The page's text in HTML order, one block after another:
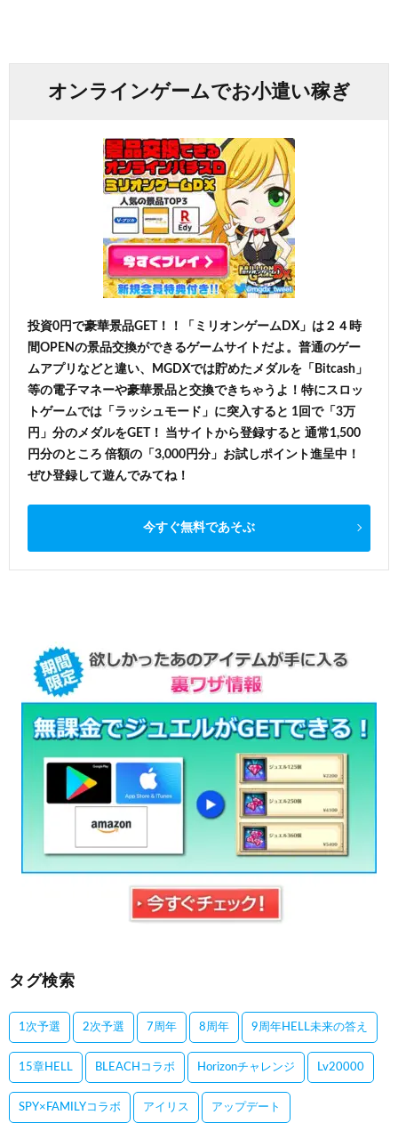
オンラインゲームでお小遣い稼ぎ
投資0円で豪華景品GET！！「ミリオンゲームDX」は２４時
間OPENの景品交換ができるゲームサイトだよ。普通のゲー
ムアプリなどと違い、MGDXでは貯めたメダルを「Bitcash」
等の電子マネーや豪華景品と交換できちゃうよ！特にスロッ
トゲームでは「ラッシュモード」に突入すると 1回で「3万
円」分のメダルをGET！ 当サイトから登録すると 通常1,500
円分のところ 倍額の「3,000円分」お試しポイント進呈中！
ぜひ登録して遊んでみてね！
今すぐ無料であそぶ
タグ検索
1次予選 2次予選 7周年 8周年 9周年HELL未来の答え
15章HELL BLEACHコラボ Horizonチャレンジ Lv20000
SPY×FAMILYコラボ アイリス アップデート